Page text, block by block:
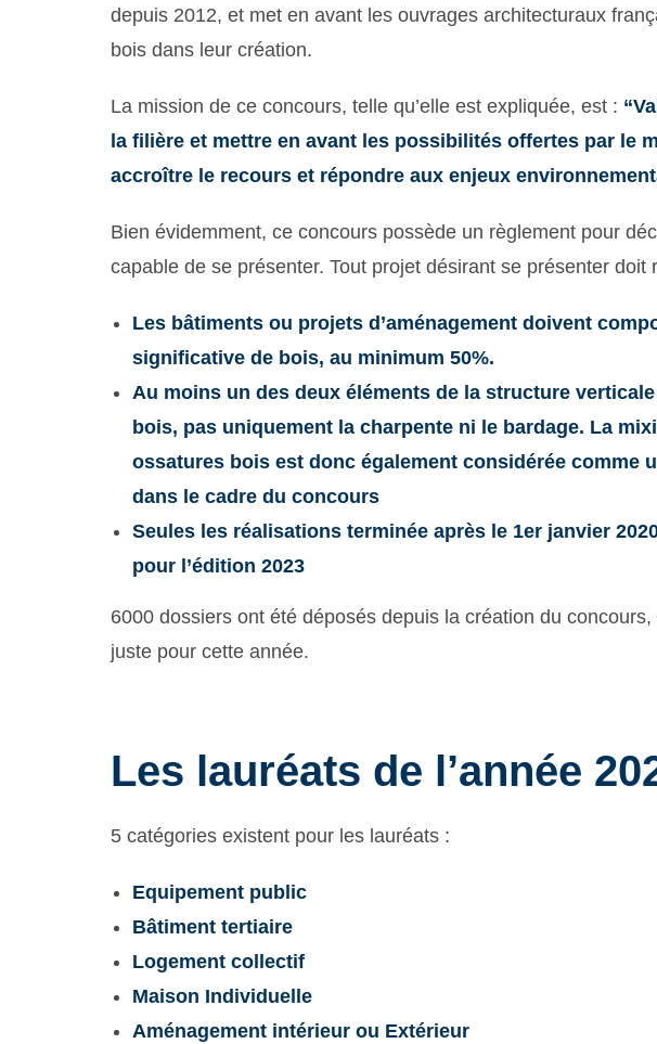
depuis 2012, et met en avant les ouvrages architecturaux
bois dans leur création.
La mission de ce concours, telle qu’elle est expliquée, est :
la filière et mettre en avant les possibilités offertes par le
accroître le recours et répondre aux enjeux
Bien évidemment, ce concours possède un règlement pour
capable de se présenter. Tout projet désirant se présenter doit
Les bâtiments ou projets d’aménagement doivent
significative de bois, au minimum 50%.
Au moins un des deux éléments de la structure
bois, pas uniquement la charpente ni le bardage. La
ossatures bois est donc également considérée comme
dans le cadre du concours
Seules les réalisations terminée après le 1er janvier
pour l’édition 2023
6000 dossiers ont été déposés depuis la création du concours,
juste pour cette année.
Les lauréats de l’année
5 catégories existent pour les lauréats :
Equipement public
Bâtiment tertiaire
Logement collectif
Maison Individuelle
Aménagement intérieur ou Extérieur